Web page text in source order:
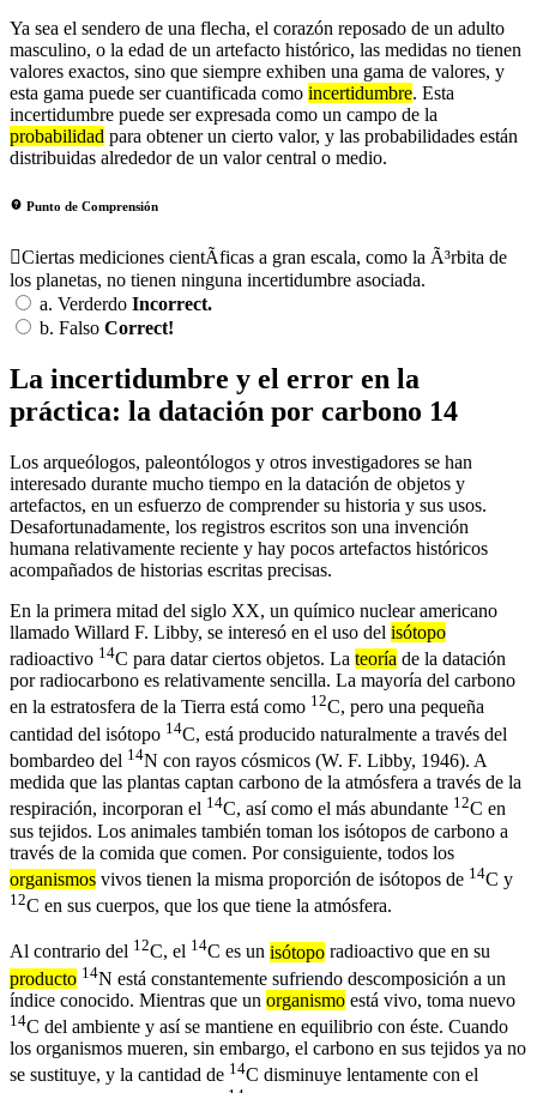
Ya sea el sendero de una flecha, el corazón reposado de un adulto
masculino, o la edad de un artefacto histórico, las medidas no tienen
valores exactos, sino que siempre exhiben una gama de valores, y
esta gama puede ser cuantificada como incertidumbre. Esta
incertidumbre puede ser expresada como un campo de la
probabilidad para obtener un cierto valor, y las probabilidades están
distribuidas alrededor de un valor central o medio.
Punto de Comprensión
Ciertas mediciones cientÃ­ficas a gran escala, como la Ã³rbita de
los planetas, no tienen ninguna incertidumbre asociada.
a. Verderdo Incorrect.
b. Falso Correct!
La incertidumbre y el error en la
práctica: la datación por carbono 14
Los arqueólogos, paleontólogos y otros investigadores se han
interesado durante mucho tiempo en la datación de objetos y
artefactos, en un esfuerzo de comprender su historia y sus usos.
Desafortunadamente, los registros escritos son una invención
humana relativamente reciente y hay pocos artefactos históricos
acompañados de historias escritas precisas.
En la primera mitad del siglo XX, un químico nuclear americano
llamado Willard F. Libby, se interesó en el uso del isótopo
radioactivo 14C para datar ciertos objetos. La teoría de la datación
por radiocarbono es relativamente sencilla. La mayoría del carbono
en la estratosfera de la Tierra está como 12C, pero una pequeña
cantidad del isótopo 14C, está producido naturalmente a través del
bombardeo del 14N con rayos cósmicos (W. F. Libby, 1946). A
medida que las plantas captan carbono de la atmósfera a través de la
respiración, incorporan el 14C, así como el más abundante 12C en
sus tejidos. Los animales también toman los isótopos de carbono a
través de la comida que comen. Por consiguiente, todos los
organismos vivos tienen la misma proporción de isótopos de 14C y
12C en sus cuerpos, que los que tiene la atmósfera.
Al contrario del 12C, el 14C es un isótopo radioactivo que en su
producto 14N está constantemente sufriendo descomposición a un
índice conocido. Mientras que un organismo está vivo, toma nuevo
14C del ambiente y así se mantiene en equilibrio con éste. Cuando
los organismos mueren, sin embargo, el carbono en sus tejidos ya no
se sustituye, y la cantidad de 14C disminuye lentamente con el